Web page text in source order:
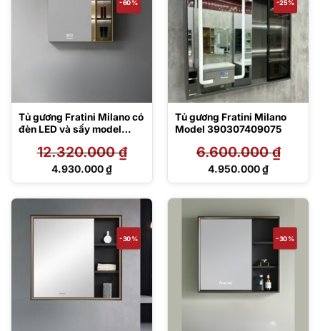
-60%
Tủ gương Fratini Milano có
đèn LED và sấy model
12.320.000₫
Giá
12.320.000 ₫.
4.930.000₫
Giá
là:
4.930.000 ₫.
-25%
Tủ gương Fratini Milano
Model 390307409075
6.600.000₫
Giá
6.600.000 ₫.
4.950.000₫
Giá
là:
4.950.000 ₫.
-30% -30%